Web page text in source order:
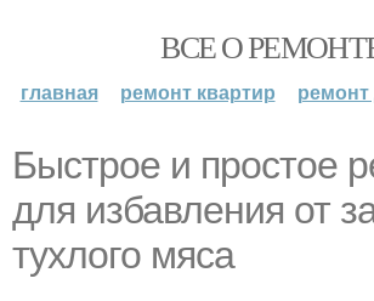
ВСЕ О
главная ремонт квартир
Быстрое и простое
для избавления от
тухлого мяса